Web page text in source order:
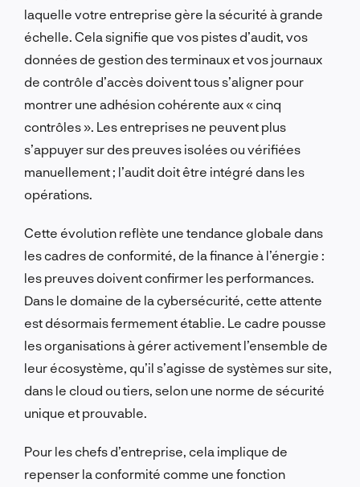
laquelle votre entreprise gère la sécurité à grande
échelle. Cela signifie que vos pistes d’audit, vos
données de gestion des terminaux et vos journaux
de contrôle d’accès doivent tous s’aligner pour
montrer une adhésion cohérente aux « cinq
contrôles ». Les entreprises ne peuvent plus
s’appuyer sur des preuves isolées ou vérifiées
manuellement ; l’audit doit être intégré dans les
opérations.
Cette évolution reflète une tendance globale dans
les cadres de conformité, de la finance à l’énergie :
les preuves doivent confirmer les performances.
Dans le domaine de la cybersécurité, cette attente
est désormais fermement établie. Le cadre pousse
les organisations à gérer activement l’ensemble de
leur écosystème, qu’il s’agisse de systèmes sur site,
dans le cloud ou tiers, selon une norme de sécurité
unique et prouvable.
Pour les chefs d’entreprise, cela implique de
repenser la conformité comme une fonction